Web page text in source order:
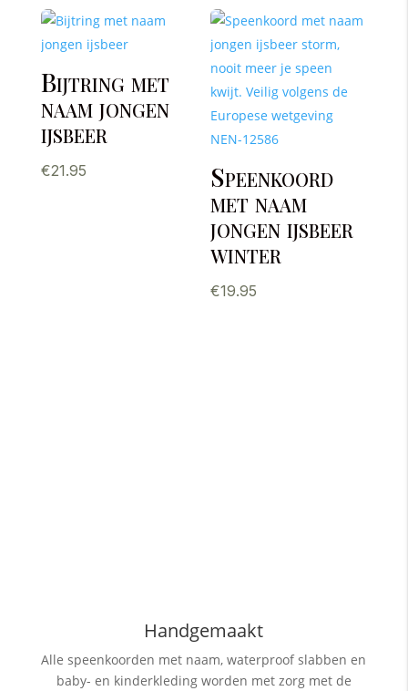
Bijtring met
naam jongen
ijsbeer
€21.95 Speenkoord
met naam
jongen ijsbeer
winter
€19.95
Handgemaakt
Alle speenkoorden met naam, waterproof slabbenen
baby- en kinderkleding worden met zorg met de